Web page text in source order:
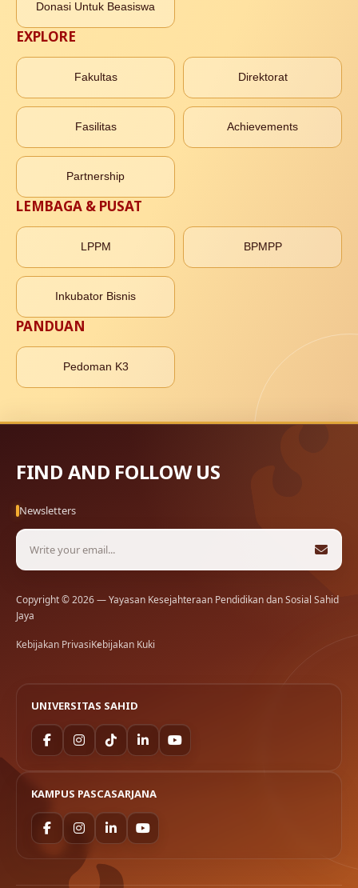
Donasi Untuk Beasiswa
EXPLORE
Fakultas Direktorat
Fasilitas Achievements
Partnership
LEMBAGA & PUSAT
LPPM BPMPP
Inkubator Bisnis
PANDUAN
Pedoman K3
FIND AND FOLLOW US
Newsletters
Copyright © 2026 — Yayasan Kesejahteraan Pendidikan dan Sosial Sahid
Jaya
Kebijakan PrivasiKebijakan Kuki
UNIVERSITAS SAHID
KAMPUS PASCASARJANA